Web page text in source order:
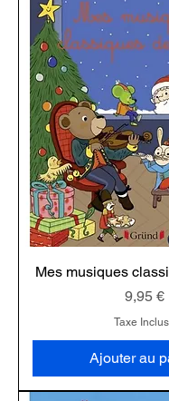
Mes musiques
Prix
9,95 €
Taxe
Ajouter au